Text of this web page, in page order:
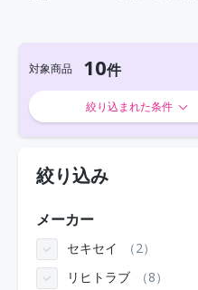
対象商品 10
絞り込まれた条件
絞り込み
メーカー
セキセイ
2
リヒトラブ
8